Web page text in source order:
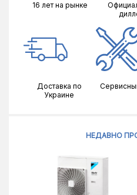
16 лет на рынке
Доставка по
Украине
НЕДАВНО